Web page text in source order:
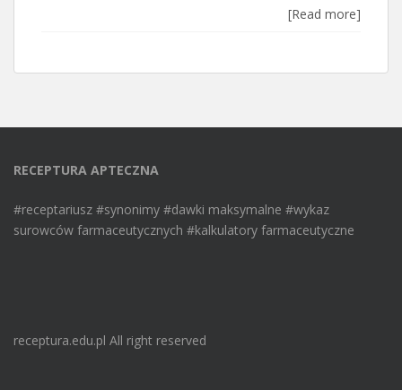
[Read more]
RECEPTURA APTECZNA
#receptariusz #synonimy #dawki maksymalne #wykaz
surowców farmaceutycznych #kalkulatory farmaceutyczne
receptura.edu.pl All right reserved